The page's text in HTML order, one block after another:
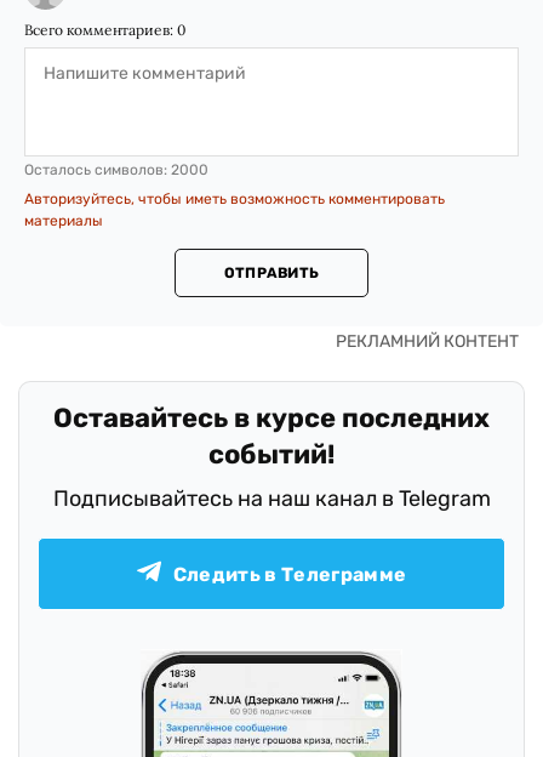
Всего комментариев: 0
Осталось символов: 2000
Авторизуйтесь, чтобы иметь возможность комментировать
материалы
ОТПРАВИТЬ
Оставайтесь в курсе последних
событий!
Подписывайтесь на наш канал в Telegram
Следить в Телеграмме